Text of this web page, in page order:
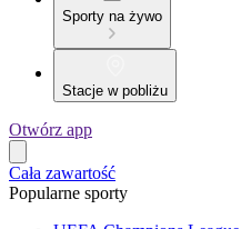
Sporty na żywo
Stacje w pobliżu
Otwórz app
Cała zawartość
Popularne sporty